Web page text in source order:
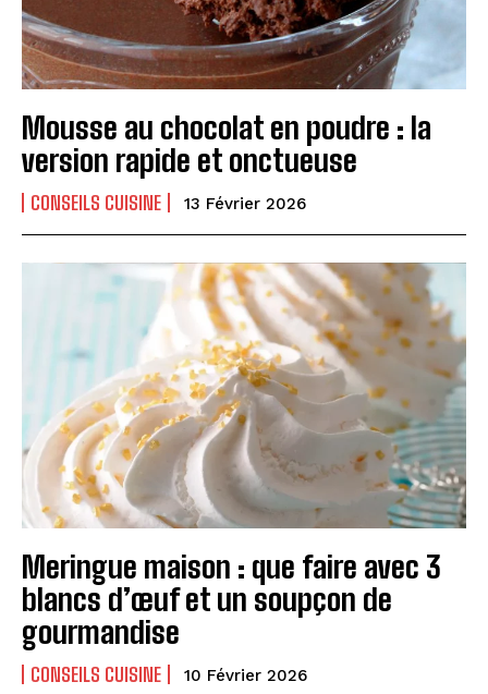
Mousse au chocolat en poudre : la
version rapide et onctueuse
CONSEILS CUISINE 13 Février 2026
Meringue maison : que faire avec 3
blancs d’œuf et un soupçon de
gourmandise
CONSEILS CUISINE 10 Février 2026